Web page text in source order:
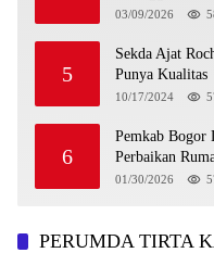
03/09/2026
5
Sekda Ajat
Punya Kualitas
10/17/2024
6
Pemkab Bogor
Perbaikan
01/30/2026
PERUMDA TIRTA